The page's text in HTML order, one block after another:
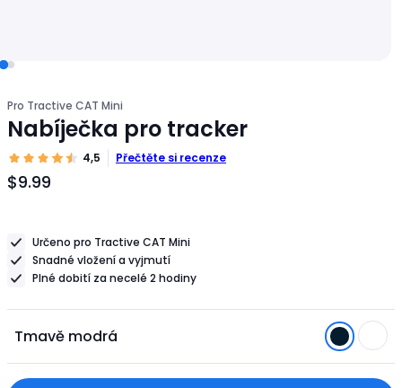
Pro Tractive CAT Mini
Nabíječka pro tracker
4,5 Přečtěte si recenze
$9.99
Cena
$9.99Určeno pro Tractive CAT Mini
Snadné vložení a vyjmutí
Plné dobití za necelé 2 hodiny
Tmavě modrá